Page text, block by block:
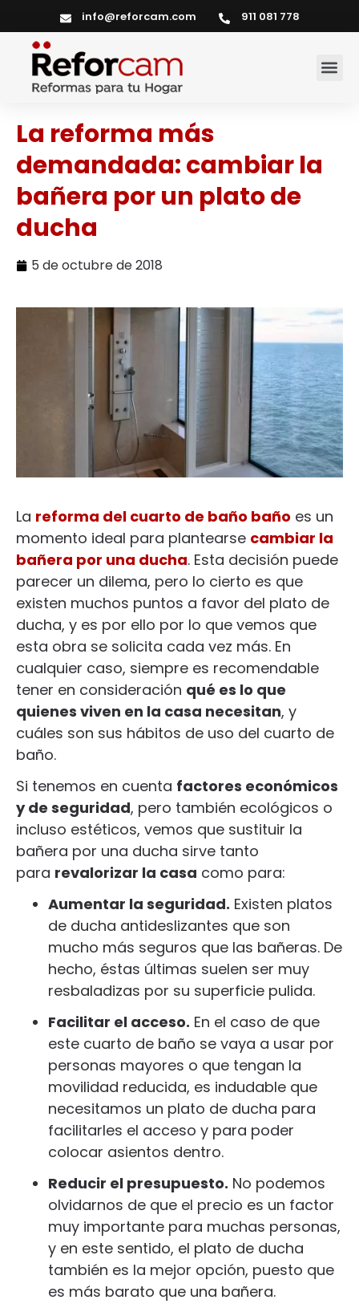
info@reforcam.com 911 081 778
La reforma más
demandada: cambiar la
bañera por un plato de
ducha
5 de octubre de 2018
La reforma del cuarto de baño baño es un
momento ideal para plantearse cambiar la
bañera por una ducha. Esta decisión puede
parecer un dilema, pero lo cierto es que
existen muchos puntos a favor del plato de
ducha, y es por ello por lo que vemos que
esta obra se solicita cada vez más. En
cualquier caso, siempre es recomendable
tener en consideración qué es lo que
quienes viven en la casa necesitan, y
cuáles son sus hábitos de uso del cuarto de
baño.
Si tenemos en cuenta factores económicos
y de seguridad, pero también ecológicos o
incluso estéticos, vemos que sustituir la
bañera por una ducha sirve tanto
para revalorizar la casa como para:
Aumentar la seguridad. Existen platos
de ducha antideslizantes que son
mucho más seguros que las bañeras. De
hecho, éstas últimas suelen ser muy
resbaladizas por su superficie pulida.
Facilitar el acceso. En el caso de que
este cuarto de baño se vaya a usar por
personas mayores o que tengan la
movilidad reducida, es indudable que
necesitamos un plato de ducha para
facilitarles el acceso y para poder
colocar asientos dentro.
Reducir el presupuesto. No podemos
olvidarnos de que el precio es un factor
muy importante para muchas personas,
y en este sentido, el plato de ducha
también es la mejor opción, puesto que
es más barato que una bañera.